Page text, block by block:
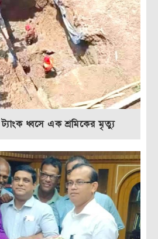
ট্যাংক ধ্বসে এক শ্রমিকের মৃত্যু